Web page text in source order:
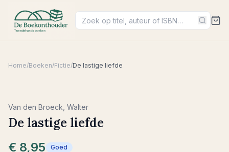
Home/Boeken/Fictie/De lastige liefde
Van den Broeck, Walter
De lastige liefde
€ 8,95 Goed